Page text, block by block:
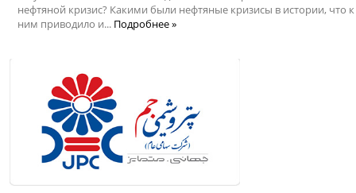
нефтяной кризис? Какими были нефтяные кризисы в истории, что к
ним приводило и... Подробнее »